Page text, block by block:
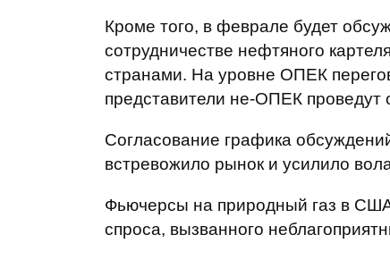
Кроме того, в феврале будет
сотрудничестве нефтяного
странами. На уровне ОПЕК
представители не-ОПЕК проведут
Согласование графика
встревожило рынок и усилило
Фьючерсы на природный газ в
спроса, вызванного